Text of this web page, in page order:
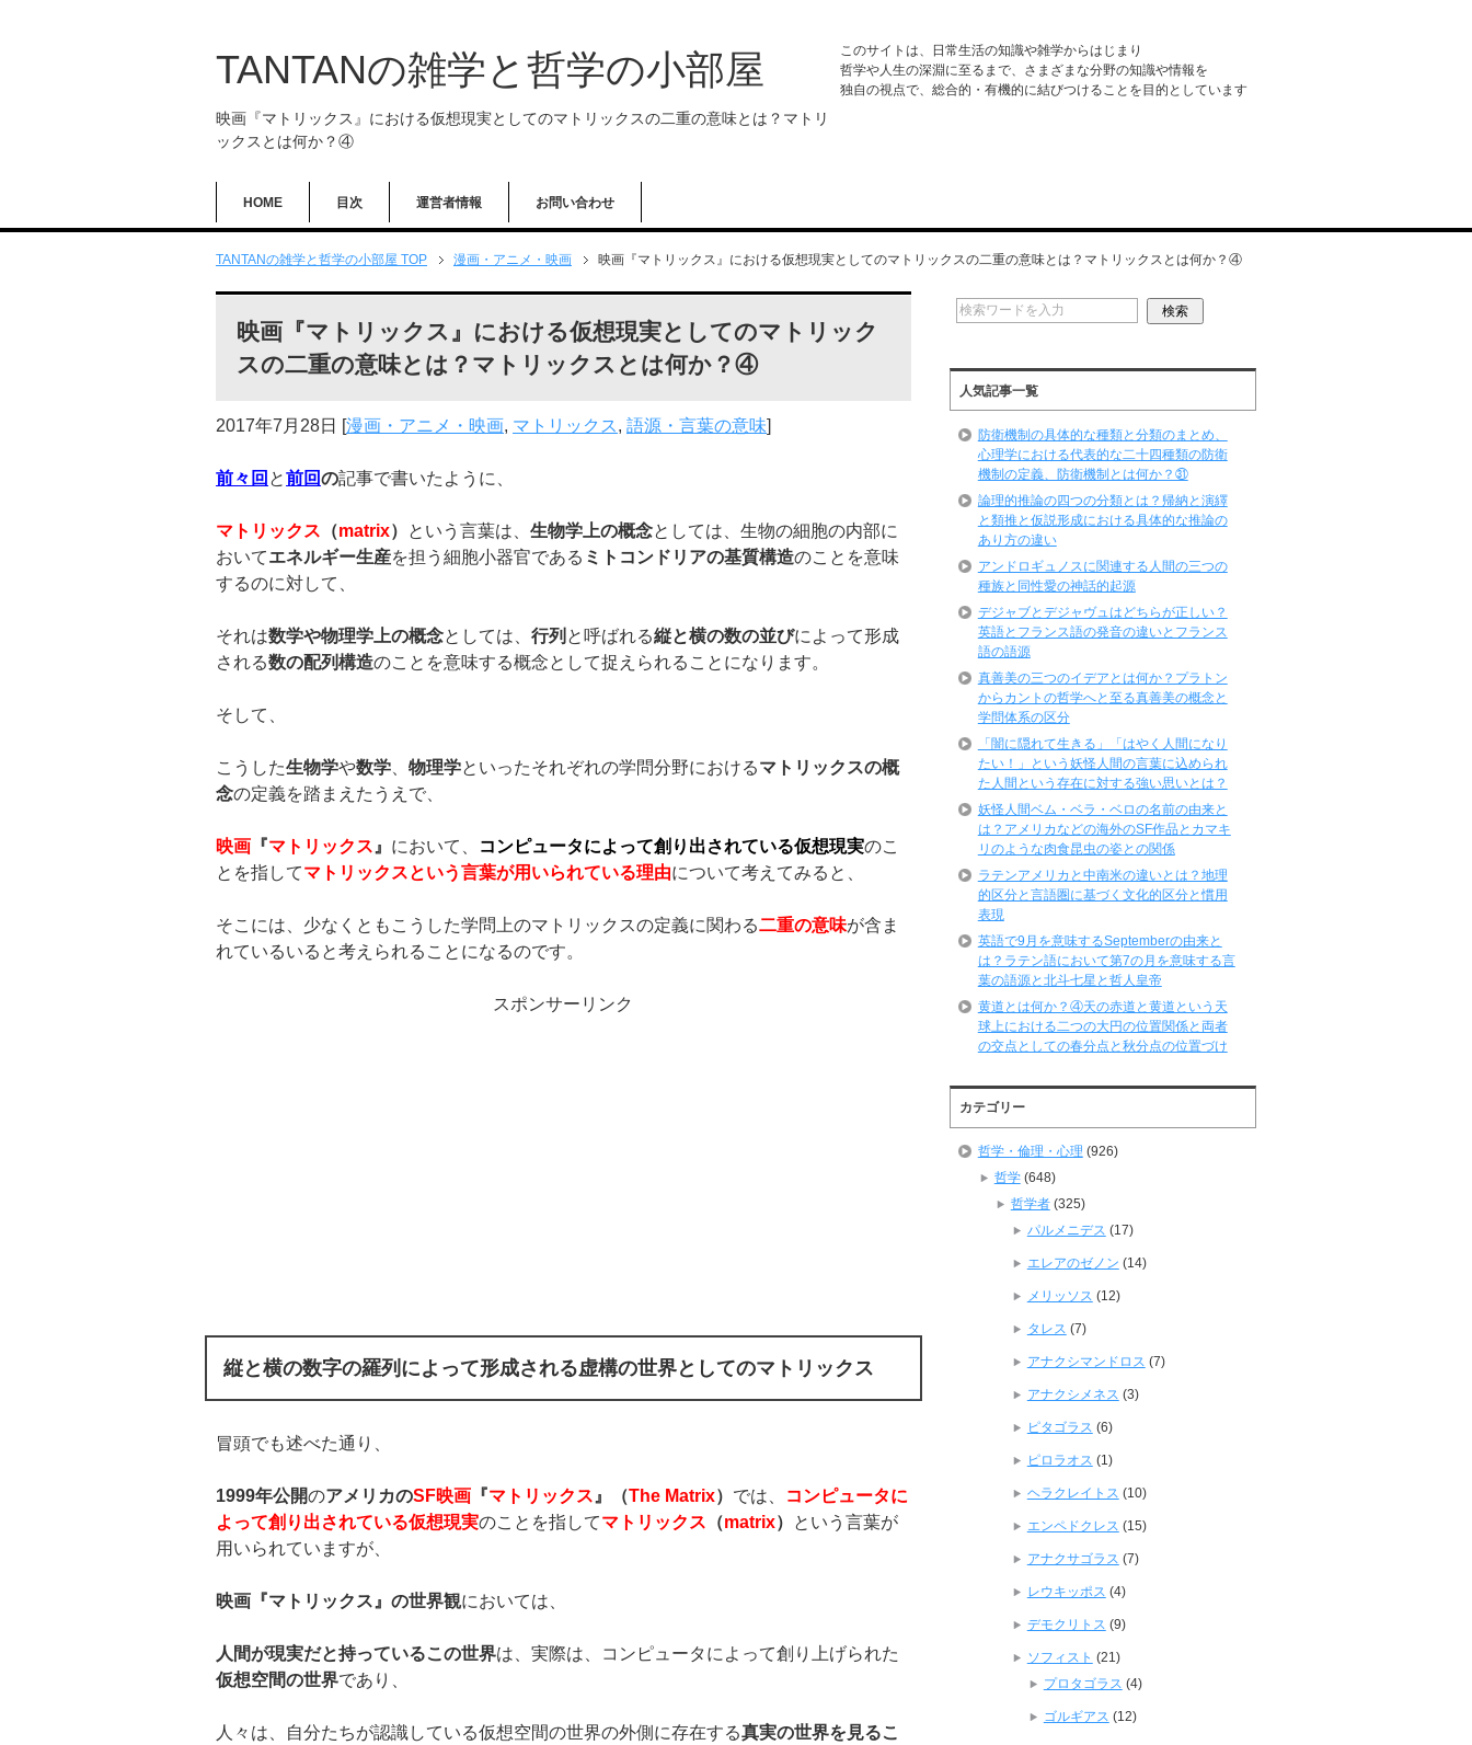
TANTANの雑学と哲学の小部屋
映画『マトリックス』における仮想現実としてのマトリックスの二重の意味とは？マトリ
ックスとは何か？④
このサイトは、日常生活の知識や雑学からはじまり
哲学や人生の深淵に至るまで、さまざまな分野の知識や情報を
独自の視点で、総合的・有機的に結びつけることを目的としています
HOME 目次 運営者情報 お問い合わせ
TANTANの雑学と哲学の小部屋 TOP 漫画・アニメ・映画 映画『マトリックス』における仮想現実としてのマトリックスの二重の意味とは？マトリックスとは何か？④
映画『マトリックス』における仮想現実としてのマトリック
スの二重の意味とは？マトリックスとは何か？④
2017年7月28日 [漫画・アニメ・映画, マトリックス, 語源・言葉の意味]
前々回 と前回の記事で書いたように、
マトリックス （matrix） という言葉は、 生物学上の概念としては、生物の細胞の内部に
おいてエネルギー生産を担う細胞小器官である ミトコンドリアの基質構造のことを意味
するのに対して、
それは数学や物理学上の概念としては、 行列 と呼ばれる縦と横の数の並びによって形成
される数の配列構造のことを意味する概念として捉えられることになります。
そして、
こうした生物学や数学 物理学といったそれぞれの学問分野におけるマトリックスの概
念の定義を踏まえたうえで、
映画 『マトリックス 』 において、 コンピュータによって創り出されている仮想現実のこ
とを指してマトリックスという言葉が用いられている理由について考えてみると、
そこには、少なくともこうした学問上のマトリックスの定義に関わる二重の意味が含ま
れているいると考えられることになるのです。
スポンサーリンク
縦と横の数字の羅列によって形成される虚構の世界としてのマトリックス
冒頭でも述べた通り、
1999年公開のアメリカのSF映画 『マトリックス 』（The Matrix） では、
コンピュータに
よって創り出されている仮想現実のことを指してマトリックス （matrix）
という言葉が
用いられていますが、
映画『マトリックス』の世界観においては、
人間が現実だと持っているこの世界は、実際は、コンピュータによって創り上げられた
仮想空間の世界であり、
人々は、自分たちが認識している仮想空間の世界の外側に存在する真実の世界を見るこ
人気記事一覧
防衛機制の具体的な種類と分類のまとめ、
心理学における代表的な二十四種類の防衛
機制の定義、防衛機制とは何か？㉛
論理的推論の四つの分類とは？帰納と演繹
と類推と仮説形成における具体的な推論の
あり方の違い
アンドロギュノスに関連する人間の三つの
種族と同性愛の神話的起源
デジャブとデジャヴュはどちらが正しい？
英語とフランス語の発音の違いとフランス
語の語源
真善美の三つのイデアとは何か？プラトン
からカントの哲学へと至る真善美の概念と
学問体系の区分
「闇に隠れて生きる」「はやく人間になり
たい！」という妖怪人間の言葉に込められ
た人間という存在に対する強い思いとは？
妖怪人間ベム・ベラ・ベロの名前の由来と
は？アメリカなどの海外のSF作品とカマキ
リのような肉食昆虫の姿との関係
ラテンアメリカと中南米の違いとは？地理
的区分と言語圏に基づく文化的区分と慣用
表現
英語で9月を意味するSeptemberの由来と
は？ラテン語において第7の月を意味する言
葉の語源と北斗七星と哲人皇帝
黄道とは何か？④天の赤道と黄道という天
球上における二つの大円の位置関係と両者
の交点としての春分点と秋分点の位置づけ
カテゴリー
哲学・倫理・心理 (926)
哲学(648)
哲学者(325)
パルメニデス (17)
エレアのゼノン (14)
メリッソス (12)
タレス (7)
アナクシマンドロス (7)
アナクシメネス (3)
ピタゴラス (6)
ピロラオス (1)
ヘラクレイトス (10)
エンペドクレス (15)
アナクサゴラス (7)
レウキッポス (4)
デモクリトス (9)
ソフィスト (21)
プロタゴラス (4)
ゴルギアス (12)